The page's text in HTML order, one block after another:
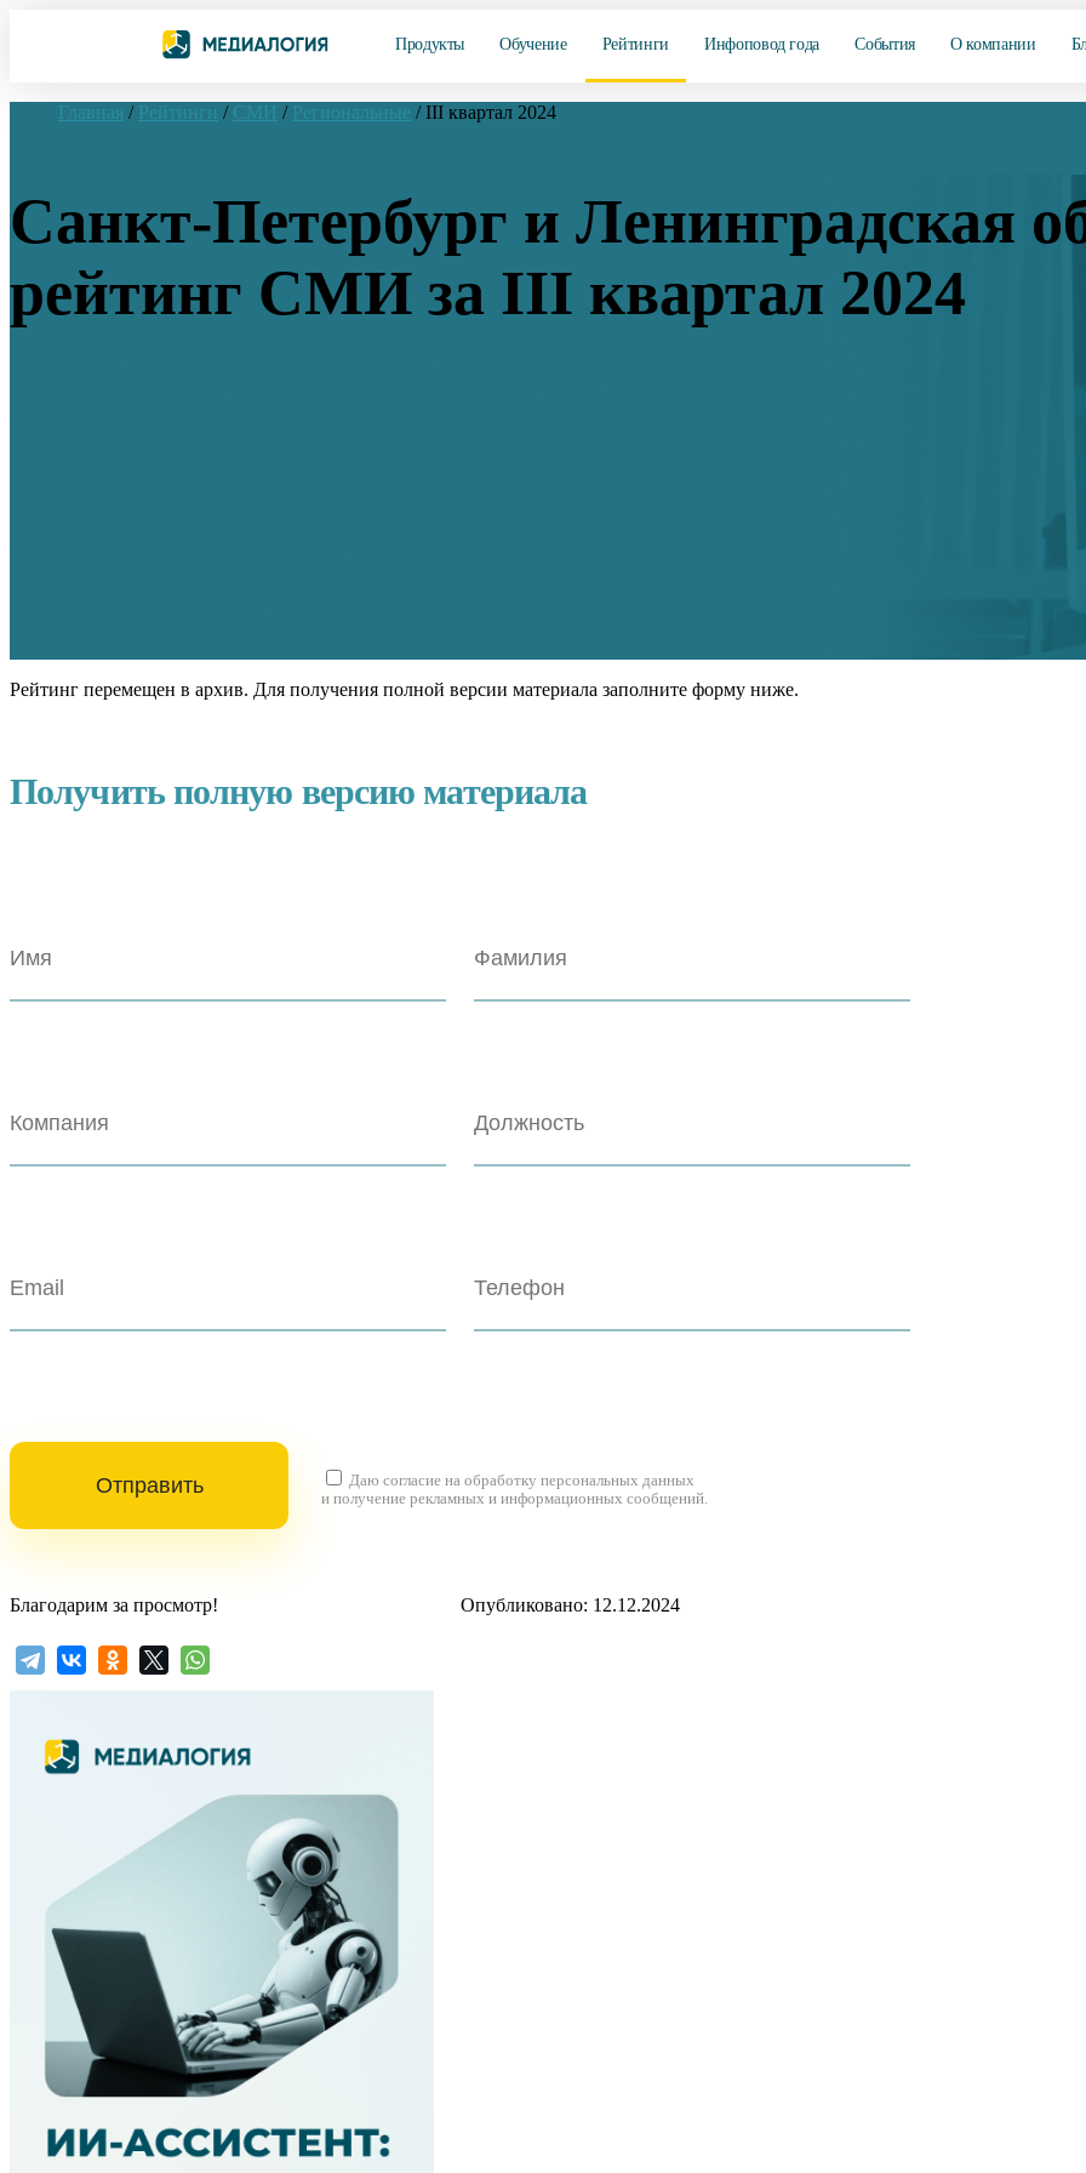
Продукты Обучение Рейтинги Инфоповод года События О компании
Главная / Рейтинги / СМИ / Региональные / III квартал 2024
Санкт-Петербург и Ленинградская
рейтинг СМИ за III квартал 2024
Рейтинг перемещен в архив. Для получения полной версии материала заполните форму ниже.
Получить полную версию материала
Даю согласие на обработку персональных данных
и получение рекламных и информационных сообщений.
Благодарим за просмотр! Опубликовано: 12.12.2024